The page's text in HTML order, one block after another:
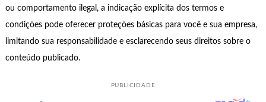
ou comportamento ilegal, a indicação explícita dos termos e
condições pode oferecer proteções básicas para você e sua empresa,
limitando sua responsabilidade e esclarecendo seus direitos sobre o
conteúdo publicado.
PUBLICIDADE